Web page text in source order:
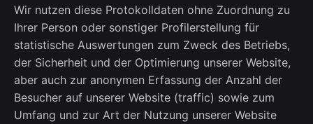
Wir nutzen diese Protokolldaten ohne Zuordnung zu
Ihrer Person oder sonstiger Profilerstellung für
statistische Auswertungen zum Zweck des Betriebs,
der Sicherheit und der Optimierung unserer Website,
aber auch zur anonymen Erfassung der Anzahl der
Besucher auf unserer Website (traffic) sowie zum
Umfang und zur Art der Nutzung unserer Website